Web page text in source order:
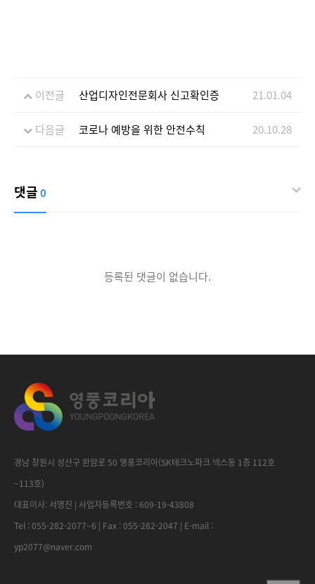
이전글 산업디자인전문회사 신고확인증 21.01.04
다음글 코로나 예방을 위한 안전수칙 20.10.28
댓글0
등록된 댓글이 없습니다.
경남 창원시 성산구 완암로 50 영풍코리아(SK테크노파크 넥스동 1층 112호
~113호)
대표이사: 서명진 | 사업자등록번호 : 609-19-43808
Tel : 055-282-2077~6 | Fax : 055-282-2047 | E-mail :
yp2077@naver.com